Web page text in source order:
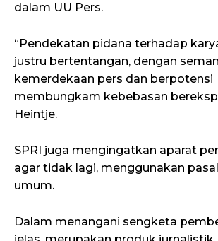
dalam UU Pers.
“Pendekatan pidana terhadap
justru bertentangan, dengan
kemerdekaan pers dan berpotensi
membungkam kebebasan
Heintje.
SPRI juga mengingatkan aparat
agar tidak lagi, menggunakan
umum.
Dalam menangani sengketa